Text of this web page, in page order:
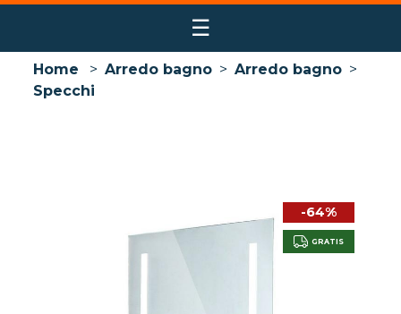
☰
Home > Arredo bagno > Arredo bagno >
Specchi
-64%
GRATIS